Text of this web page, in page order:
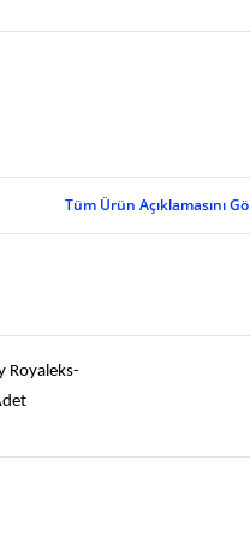
Tüm Ürün Açıklamasını
Royaleks-